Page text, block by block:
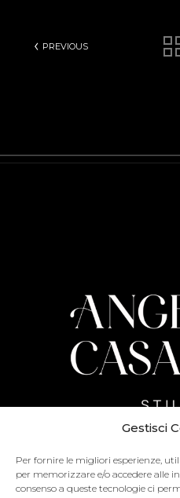
Gestisci
Per fornire le migliori esperienze,
per memorizzare e/o accedere alle
consenso a queste tecnologie ci
PREVIOUS
Adress: Via Vicinale
E-mail: